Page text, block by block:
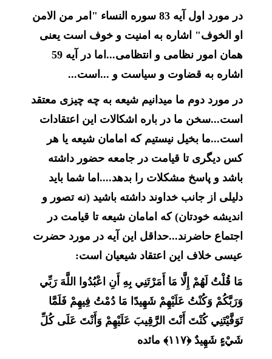
در مورد اول آیه 83 سوره النساء "امر من الامن
او الخوف" اشاره به امنیت و خوف است یعنی
همان امور نظامی و انتظامی...اما در آیه 59
اشاره به قضاوت و سیاست و ...است...
در مورد دوم ما میدانیم شیعه به چه چیزی معتقد
است...سخن ما در باره اشکالات این اعتقادات
است...ما بخیل نیستیم که امامان شیعه یا هر
کس دیگری تا قیامت در جامعه حضور داشته
باشد و پاسخ مشکلات را بدهد....اما شما باید
دلیلی از جانب خداوند داشته باشید (نه تصور و
اندیشه خودتان) که امامان شیعه تا قیامت در
اجتماع حاضرند...حداقل این آیه در مورد حضرت
عیسی خلاف این اعتقاد شیعیان است:
مَا قُلْتُ لَهُمْ إِلَّا مَا أَمَرْتَنِي بِهِ أَنِ اعْبُدُوا اللَّهَ رَبِّي
وَرَبَّكُمْ وَكُنْتُ عَلَيْهِمْ شَهِيدًا مَا دُمْتُ فِيهِمْ فَلَمَّا
تَوَفَّيْتَنِي كُنْتَ أَنْتَ الرَّقِيبَ عَلَيْهِمْ وَأَنْتَ عَلَى كُلِّ
شَيْءٍ شَهِيدٌ ﴿۱۱۷﴾ مائده